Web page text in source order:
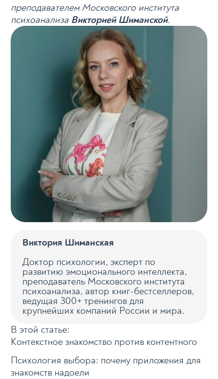
преподавателем Московского института
психоанализа Викторией Шиманской.
Виктория Шиманская
Доктор психологии, эксперт по
развитию эмоционального интеллекта,
преподаватель Московского института
психоанализа, автор книг-бестселлеров,
ведущая 300+ тренингов для
крупнейших компаний России и мира.
В этой статье:
Контекстное знакомство против контентного
Психология выбора: почему приложения для
знакомств надоели